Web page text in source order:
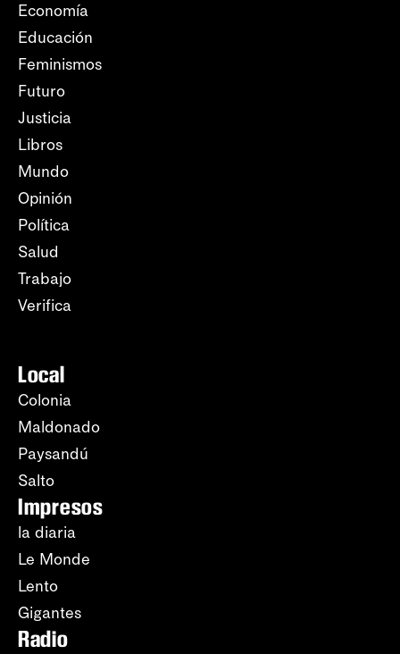
Economía
Educación
Feminismos
Futuro
Justicia
Libros
Mundo
Opinión
Política
Salud
Trabajo
Verifica
Local
Colonia
Maldonado
Paysandú
Salto
Impresos
la diaria
Le Monde
Lento
Gigantes
Radio